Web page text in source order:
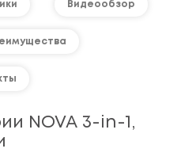
Видеообзор
NOVA 3-in-1,